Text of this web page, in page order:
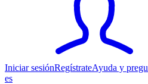
Iniciar sesiónRegístrateAyuda y
es